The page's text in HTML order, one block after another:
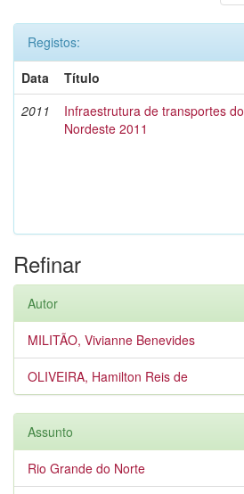
Registos:
Data
Título
2011
Infraestrutura de transportes do
Nordeste 2011
Refinar
Autor
MILITÃO, Vivianne Benevides
OLIVEIRA, Hamilton Reis de
Assunto
Rio Grande do Norte